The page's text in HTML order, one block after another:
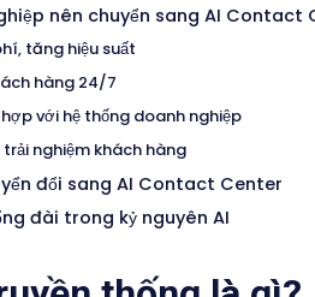
nên chuyển sang AI Contact
tăng hiệu suất
hàng 24/7
với hệ thống doanh nghiệp
nghiệm khách hàng
đổi sang AI Contact Center
đài trong kỷ nguyên AI